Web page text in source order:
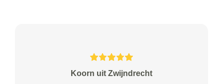
Koorn uit Zwijndrecht